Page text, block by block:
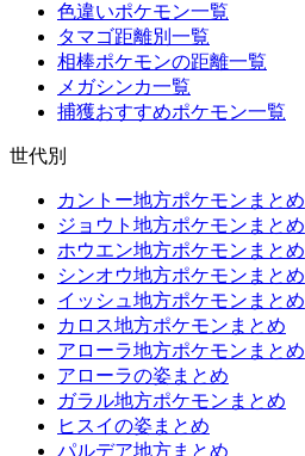
色違いポケモン一覧
タマゴ距離別一覧
相棒ポケモンの距離一覧
メガシンカ一覧
捕獲おすすめポケモン一覧
世代別
カントー地方ポケモンまとめ
ジョウト地方ポケモンまとめ
ホウエン地方ポケモンまとめ
シンオウ地方ポケモンまとめ
イッシュ地方ポケモンまとめ
カロス地方ポケモンまとめ
アローラ地方ポケモンまとめ
アローラの姿まとめ
ガラル地方ポケモンまとめ
ヒスイの姿まとめ
パルデア地方まとめ